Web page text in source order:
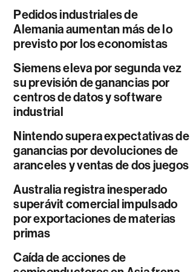
Pedidos industriales de
Alemania aumentan más de lo
previsto por los economistas
Siemens eleva por segunda vez
su previsión de ganancias por
centros de datos y software
industrial
Nintendo supera expectativas de
ganancias por devoluciones de
aranceles y ventas de dos juegos
Australia registra inesperado
superávit comercial impulsado
por exportaciones de materias
primas
Caída de acciones de